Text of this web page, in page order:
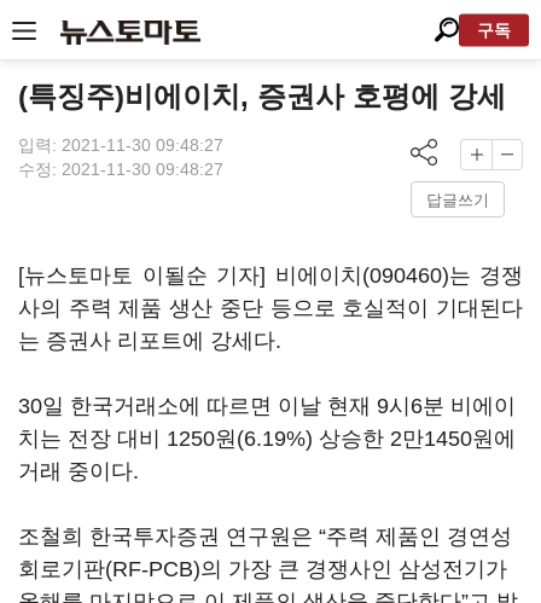
구독
(특징주)비에이치, 증권사 호평에 강세
입력: 2021-11-30 09:48:27
수정: 2021-11-30 09:48:27
답글쓰기
[뉴스토마토 이될순 기자] 비에이치(090460)는 경쟁
사의 주력 제품 생산 중단 등으로 호실적이 기대된다
는 증권사 리포트에 강세다.
30일 한국거래소에 따르면 이날 현재 9시6분 비에이
치는 전장 대비 1250원(6.19%) 상승한 2만1450원에
거래 중이다.
조철희 한국투자증권 연구원은 “주력 제품인 경연성
회로기판(RF-PCB)의 가장 큰 경쟁사인 삼성전기가